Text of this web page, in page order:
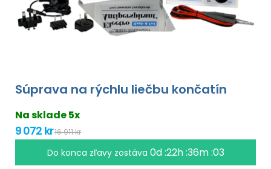
Súprava na rýchlu liečbu končatín
Na sklade 5x
9 072 kr16 911 kr
Do konca zľavy zostáva 0d :22h :36m :02